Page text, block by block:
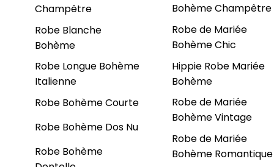
Champêtre
Robe Blanche
Bohème
Robe Longue Bohème
Italienne
Robe Bohème Courte
Robe Bohème Dos Nu
Robe Bohème
Bohème Champêtre
Robe de Mariée
Bohème Chic
Hippie Robe Mariée
Bohème
Robe de Mariée
Bohème Vintage
Robe de Mariée
Bohème Romantique